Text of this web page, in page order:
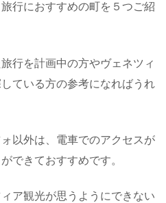
行におすすめの町を５つご紹
行を計画中の方やヴェネツィ
ている方の参考になればうれ
以外は、電車でのアクセスが
できておすすめです。
ア観光が思うようにできない